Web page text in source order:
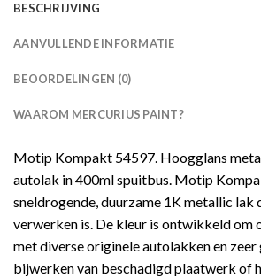
BESCHRIJVING
AANVULLENDE INFORMATIE
BEOORDELINGEN (0)
WAAROM MERCURIUS PAINT?
Motip Kompakt 54597. Hoogglans
autolak in 400ml spuitbus. Motip
sneldrogende, duurzame 1K metallic lak
verwerken is. De kleur is ontwikkeld om
met diverse originele autolakken en
bijwerken van beschadigd plaatwerk of